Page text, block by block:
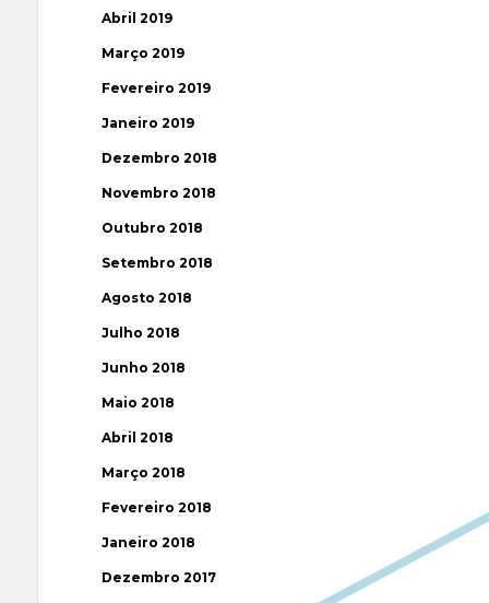
Abril 2019
Março 2019
Fevereiro 2019
Janeiro 2019
Dezembro 2018
Novembro 2018
Outubro 2018
Setembro 2018
Agosto 2018
Julho 2018
Junho 2018
Maio 2018
Abril 2018
Março 2018
Fevereiro 2018
Janeiro 2018
Dezembro 2017